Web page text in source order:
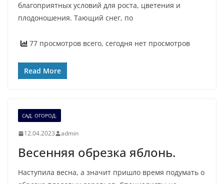
благоприятных условий для роста, цветения и
плодоношения. Тающий снег, по
77 просмотров всего, сегодня нет просмотров
Read More
САД. ОГОРОД.
12.04.2023 admin
Весенняя обрезка яблонь.
Наступила весна, а значит пришло время подумать о